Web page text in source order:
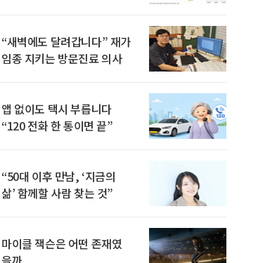
“새벽에도 달려갑니다” 재가
임종 지키는 방문진료 의사
앱 없이도 택시 부릅니다
“120 전화 한 통이면 끝”
“50대 이후 만남, ‘지금의
삶’ 함께할 사람 찾는 것”
마이클 잭슨은 어떤 존재였